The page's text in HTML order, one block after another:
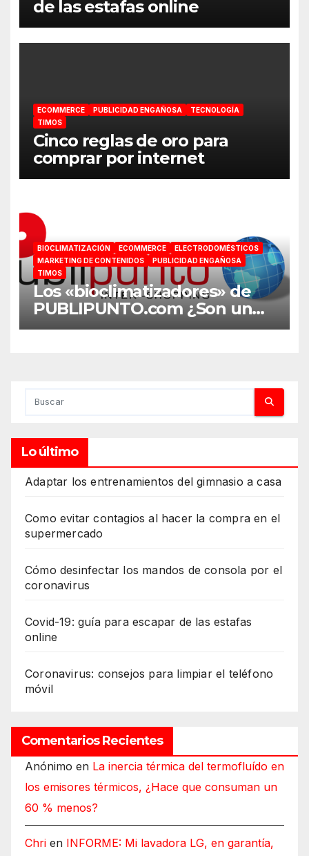
de las estafas online
ECOMMERCE PUBLICIDAD ENGAÑOSA
TECNOLOGÍA
TIMOS
Cinco reglas de oro para
comprar por internet
BIOCLIMATIZACIÓN ECOMMERCE
ELECTRODOMÉSTICOS
MARKETING DE CONTENIDOS
PUBLICIDAD ENGAÑOSA
TIMOS
Los «bioclimatizadores» de
PUBLIPUNTO.com ¿Son un
engaño?
Lo último
Adaptar los entrenamientos del gimnasio a casa
Como evitar contagios al hacer la compra en el
supermercado
Cómo desinfectar los mandos de consola por el
coronavirus
Covid-19: guía para escapar de las estafas
online
Coronavirus: consejos para limpiar el teléfono
móvil
Comentarios Recientes
Anónimo en La inercia térmica del termofluído en
los emisores térmicos, ¿Hace que consuman un
60 % menos?
Chri en INFORME: Mi lavadora LG, en garantía,